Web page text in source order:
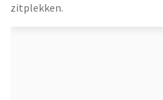
zitplekken.